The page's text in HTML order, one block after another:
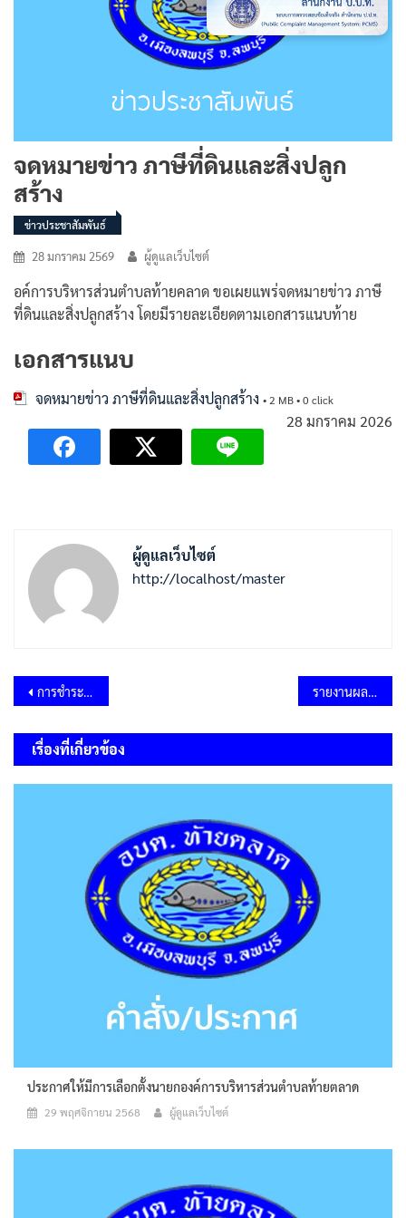
จดหมายข่าว ภาษีที่ดินและสิ่งปลูก
สร้าง
ข่าวประชาสัมพันธ์
28 มกราคม 2569 ผู้ดูแลเว็บไซต์
อค์การบริหารส่วนตำบลท้ายคลาด ขอเผยแพร่จดหมายข่าว ภาษี
ที่ดินและสิ่งปลูกสร้าง โดยมีรายละเอียดตามเอกสารแนบท้าย
เอกสารแนบ
จดหมายข่าว ภาษีที่ดินและสิ่งปลูกสร้าง • 2 MB • 0 click
28 มกราคม 2026
ผู้ดูแลเว็บไซต์
http://localhost/master
แนะแนว
เรื่อง
การชำระภาษี รายงานผลการดำเนินงานตามแผนป้องกันการทุจริต E-plan Nacc รอบ 12 เดือน ปีงบประมาณ พ.ศ.2568
เรื่องที่เกี่ยวข้อง
ประกาศให้มีการเลือกตั้งนายกองค์การบริหารส่วนตำบลท้ายตลาด
29 พฤศจิกายน 2568 ผู้ดูแลเว็บไซต์